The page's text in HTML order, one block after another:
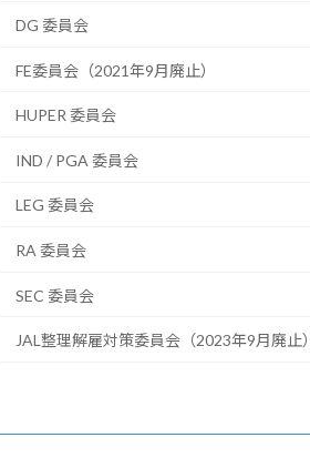
DG 委員会
FE委員会（2021年9月廃止）
HUPER 委員会
IND / PGA 委員会
LEG 委員会
RA 委員会
SEC 委員会
JAL整理解雇対策委員会（2023年9月廃止）